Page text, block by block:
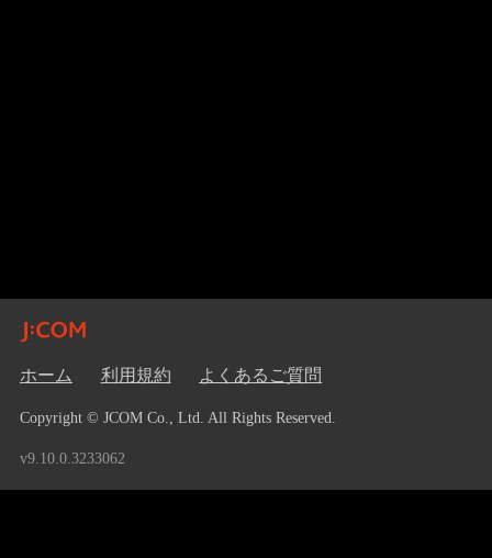
ホーム 利用規約 よくあるご質問
Copyright © JCOM Co., Ltd. All Rights Reserved.
v9.10.0.3233062